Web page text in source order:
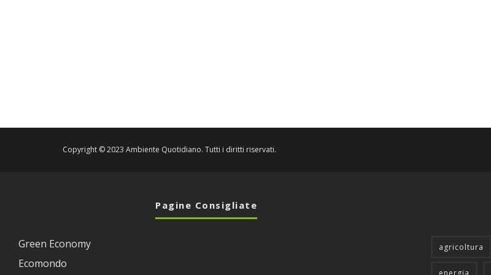
Copyright © 2023 Ambiente Quotidiano. Tutti i diritti riservati.
Pagine Consigliate
Green Economy
Ecomondo
agricoltura
energia